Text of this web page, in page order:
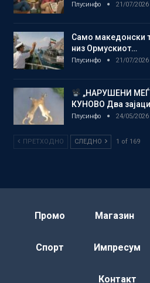
Плусинфо 21/07/2026
Само македонски
низ Ормускиот…
Плусинфо 21/07/2026
„НАРУШЕНИ
КУНОВО Два
Плусинфо 24/05/2026
ПРЕТХОДНО СЛЕДНО 1 of 169
Промо Магазин
Спорт Импресум
Контакт